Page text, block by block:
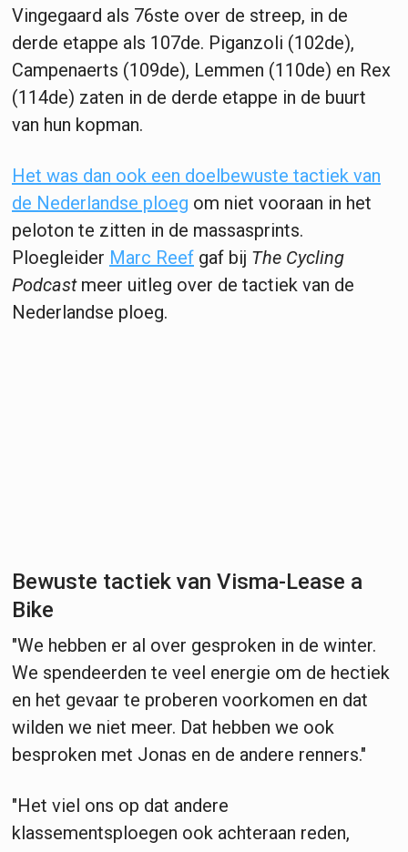
Vingegaard als 76ste over de streep, in de
derde etappe als 107de. Piganzoli (102de),
Campenaerts (109de), Lemmen (110de) en Rex
(114de) zaten in de derde etappe in de buurt
van hun kopman.
Het was dan ook een doelbewuste tactiek van
de Nederlandse ploeg om niet vooraan in het
peloton te zitten in de massasprints.
Ploegleider Marc Reef gaf bij The Cycling
Podcast meer uitleg over de tactiek van de
Nederlandse ploeg.
Bewuste tactiek van Visma-Lease a
Bike
"We hebben er al over gesproken in de winter.
We spendeerden te veel energie om de hectiek
en het gevaar te proberen voorkomen en dat
wilden we niet meer. Dat hebben we ook
besproken met Jonas en de andere renners."
"Het viel ons op dat andere
klassementsploegen ook achteraan reden,